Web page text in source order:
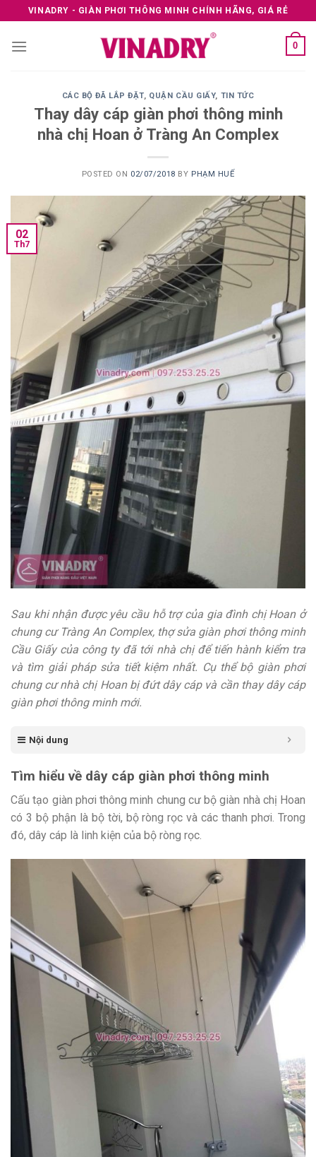
to
content
VINADRY - GIÀN PHƠI THÔNG MINH CHÍNH HÃNG, GIÁ RẺ
0
CÁC BỘ ĐÃ LẮP ĐẶT, QUẬN CẦU GIẤY, TIN TỨC
Thay dây cáp giàn phơi thông minh
nhà chị Hoan ở Tràng An Complex
POSTED ON 02/07/2018 BY PHẠM HUẾ
02
Th7
Sau khi nhận được yêu cầu hỗ trợ của gia đình chị Hoan ở
chung cư Tràng An Complex, thợ sửa giàn phơi thông minh
Cầu Giấy của công ty đã tới nhà chị để tiến hành kiểm tra
và tìm giải pháp sửa tiết kiệm nhất. Cụ thể bộ giàn phơi
chung cư nhà chị Hoan bị đứt dây cáp và cần thay dây cáp
giàn phơi thông minh mới.
Nội dung
Tìm hiểu về dây cáp giàn phơi thông minh
Cấu tạo giàn phơi thông minh chung cư bộ giàn nhà chị Hoan
có 3 bộ phận là bộ tời, bộ ròng rọc và các thanh phơi. Trong
đó, dây cáp là linh kiện của bộ ròng rọc.